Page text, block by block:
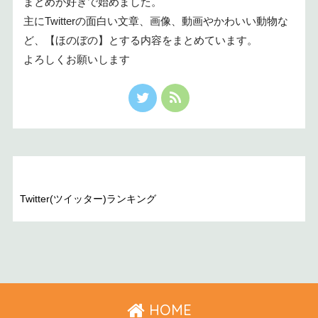
主にTwitterの面白い文章、画像、動画やかわいい動物な
ど、【ほのぼの】とする内容をまとめています。
よろしくお願いします
Twitter(ツイッター)ランキング
HOME